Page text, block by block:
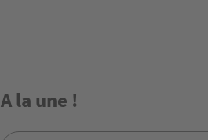
A la une !